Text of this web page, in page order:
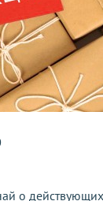
данных
день
и обмену не
о